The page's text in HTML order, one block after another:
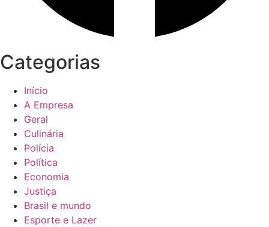
Categorias
Início
A Empresa
Geral
Culinária
Polícia
Política
Economia
Justiça
Brasil e mundo
Esporte e Lazer